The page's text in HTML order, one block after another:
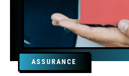
ASSURANCE